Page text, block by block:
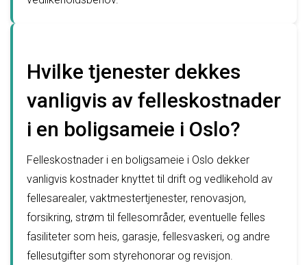
Hvilke tjenester dekkes
vanligvis av felleskostnader
i en boligsameie i Oslo?
Felleskostnader i en boligsameie i Oslo dekker
vanligvis kostnader knyttet til drift og vedlikehold av
fellesarealer, vaktmestertjenester, renovasjon,
forsikring, strøm til fellesområder, eventuelle felles
fasiliteter som heis, garasje, fellesvaskeri, og andre
fellesutgifter som styrehonorar og revisjon.